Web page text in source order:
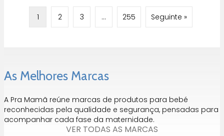
1 2 3 … 255 Seguinte »
As Melhores Marcas
A Pra Mamã reúne marcas de produtos para bebé
reconhecidas pela qualidade e segurança, pensadas para
acompanhar cada fase da maternidade.
VER TODAS AS MARCAS